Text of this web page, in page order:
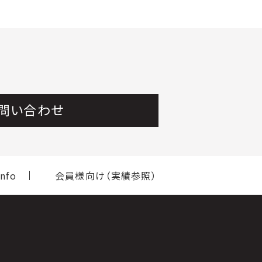
い合わせ
会員様向け（実績参照）